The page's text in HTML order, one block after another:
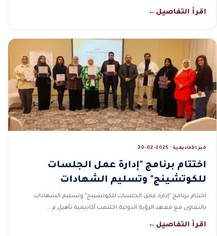
اقرأ التفاصيل ←
خبر الأكاديمية · 2025-02-20
اختتام برنامج "إدارة عمل الجلسات
للكوتشينج" وتسليم الشهادات
اختتام برنامج "إدارة عمل الجلسات للكوتشينج" وتسليم الشهادات
بالتعاون مع معهد الرؤية الدولية اختتمت أكاديمية تأهيل م…
اقرأ التفاصيل ←